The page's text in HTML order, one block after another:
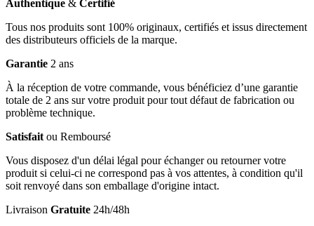
Authentique & Certifié
Tous nos produits sont 100% originaux, certifiés et issus directement
des distributeurs officiels de la marque.
Garantie 2 ans
À la réception de votre commande, vous bénéficiez d’une garantie
totale de 2 ans sur votre produit pour tout défaut de fabrication ou
problème technique.
Satisfait ou Remboursé
Vous disposez d'un délai légal pour échanger ou retourner votre
produit si celui-ci ne correspond pas à vos attentes, à condition qu'il
soit renvoyé dans son emballage d'origine intact.
Livraison Gratuite 24h/48h